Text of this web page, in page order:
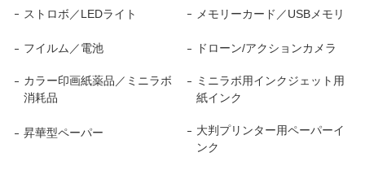
ストロボ／LEDライト メモリーカード／USBメモリ
フイルム／電池 ドローン/アクションカメラ
カラー印画紙薬品／ミニラボ
消耗品
ミニラボ用インクジェット用
紙インク
昇華型ペーパー
大判プリンター用ペーパーイ
ンク